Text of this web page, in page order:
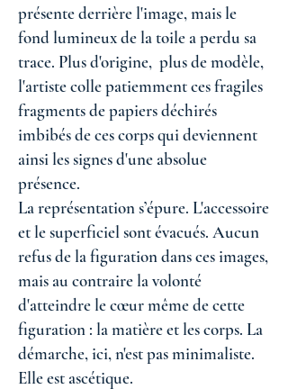
présente derrière l'image, mais le
fond lumineux de la toile a perdu sa
trace. Plus d'origine, plus de modèle,
l'artiste colle patiemment ces fragiles
fragments de papiers déchirés
imbibés de ces corps qui deviennent
ainsi les signes d'une absolue
présence.
La représentation s’épure. L'accessoire
et le superficiel sont évacués. Aucun
refus de la figuration dans ces images,
mais au contraire la volonté
d'atteindre le cœur même de cette
figuration : la matière et les corps. La
démarche, ici, n'est pas minimaliste.
Elle est ascétique.